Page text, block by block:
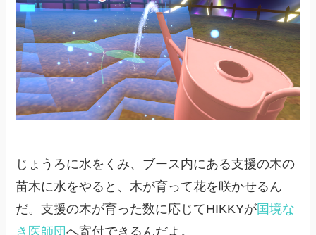
じょうろに水をくみ、ブース内にある支援の木の
苗木に水をやると、木が育って花を咲かせるん
だ。支援の木が育った数に応じてHIKKYが国境な
き医師団へ寄付できるんだよ。